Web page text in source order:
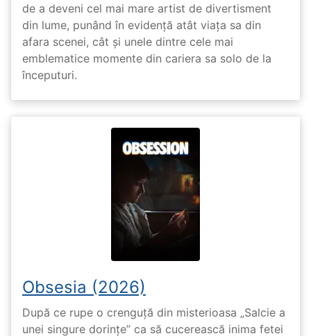
de a deveni cel mai mare artist de divertisment
din lume, punând în evidență atât viața sa din
afara scenei, cât și unele dintre cele mai
emblematice momente din cariera sa solo de la
începuturi.
Obsesia (2026)
După ce rupe o crenguță din misterioasa „Salcie a
unei singure dorințe” ca să cucerească inima fetei